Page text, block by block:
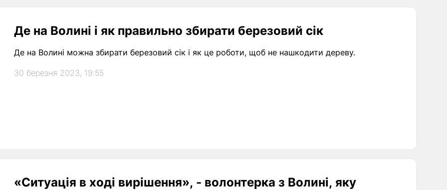
Де на Волині і як правильно збирати березовий сік
Де на Волині можна збирати березовий сік і як це роботи, щоб не нашкодити дереву.
30 березня 2023, 19:55
«Ситуація в ході вирішення», - волонтерка з Волині, яку